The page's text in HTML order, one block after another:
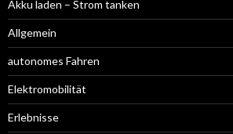
Akku laden – Strom tanken
Allgemein
autonomes Fahren
Elektromobilität
Erlebnisse